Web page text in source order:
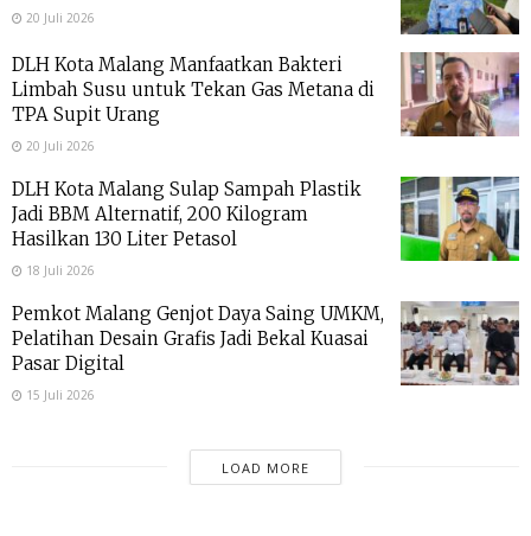
20 Juli 2026
DLH Kota Malang Manfaatkan Bakteri
Limbah Susu untuk Tekan Gas Metana di
TPA Supit Urang
20 Juli 2026
DLH Kota Malang Sulap Sampah Plastik
Jadi BBM Alternatif, 200 Kilogram
Hasilkan 130 Liter Petasol
18 Juli 2026
Pemkot Malang Genjot Daya Saing UMKM,
Pelatihan Desain Grafis Jadi Bekal Kuasai
Pasar Digital
15 Juli 2026
LOAD MORE